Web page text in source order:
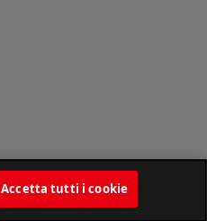
Accetta tutti i cookie